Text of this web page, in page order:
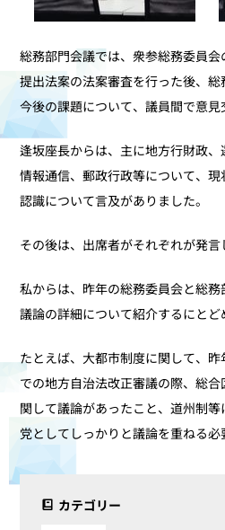
総務部門会議では、衆参総務委員会
提出法案の法案審査を行った後、総
今後の課題について、議員間で意見
逢坂座長からは、主に地方行財政、
情報通信、郵政行政等について、現
認識について言及がありました。
その後は、出席者がそれぞれが発言
私からは、昨年の総務委員会と総務
議論の詳細について紹介するにとど
たとえば、大都市制度に関して、
での地方自治法改正審議の際、総合
関して議論があったこと、道州制等
党としてしっかりと議論を重ねる必
カテゴリー